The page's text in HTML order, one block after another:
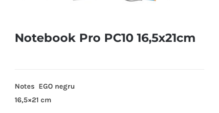
Notebook Pro PC10 16,5x21cm
Notes EGO negru
16,5×21 cm